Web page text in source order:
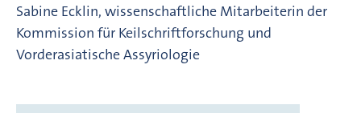
Sabine Ecklin, wissenschaftliche Mitarbeiterin der
Kommission für Keilschriftforschung und
Vorderasiatische Assyriologie